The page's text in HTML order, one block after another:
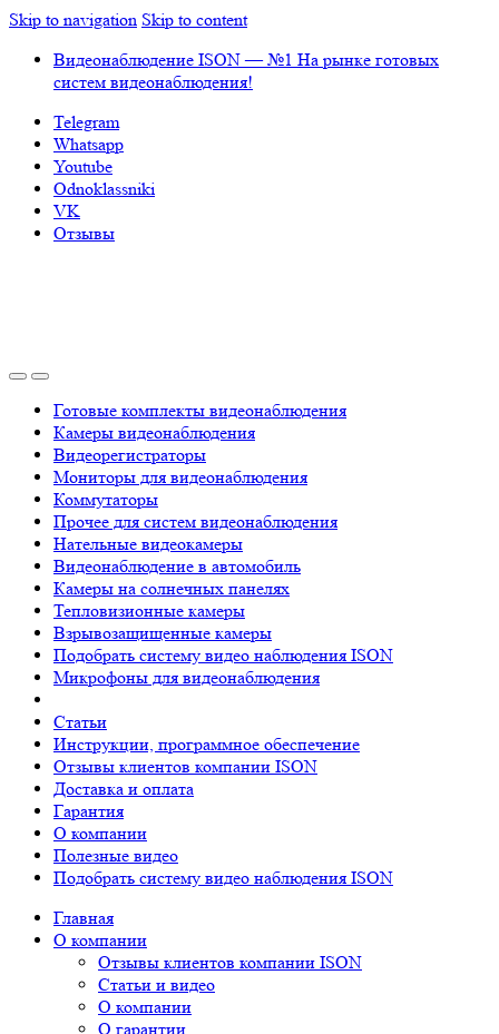
Skip to navigation Skip to content
Видеонаблюдение ISON — №1 На рынке готовых
систем видеонаблюдения!
Telegram
Whatsapp
Youtube
Odnoklassniki
VK
Отзывы
Готовые комплекты видеонаблюдения
Камеры видеонаблюдения
Видеорегистраторы
Мониторы для видеонаблюдения
Коммутаторы
Прочее для систем видеонаблюдения
Нательные видеокамеры
Видеонаблюдение в автомобиль
Камеры на солнечных панелях
Тепловизионные камеры
Взрывозащищенные камеры
Подобрать систему видео наблюдения ISON
Микрофоны для видеонаблюдения
Статьи
Инструкции, программное обеспечение
Отзывы клиентов компании ISON
Доставка и оплата
Гарантия
О компании
Полезные видео
Подобрать систему видео наблюдения ISON
Главная
О компании
Отзывы клиентов компании ISON
Статьи и видео
О компании
О гарантии